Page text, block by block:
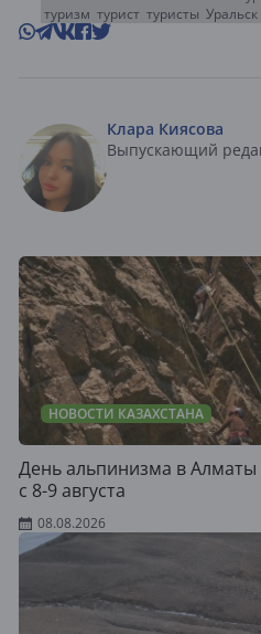
туризм турист туристы Уральск
Клара Киясова
Выпускающий
НОВОСТИ КАЗАХСТАНА
День альпинизма в
с 8-9 августа
08.08.2026